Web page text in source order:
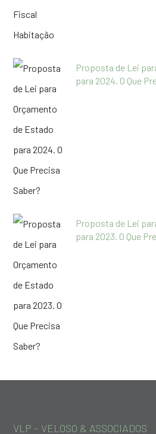
Proposta de Lei
para 2024. O Que
Proposta de Lei
para 2023. O Que
VLP – VELOSO & ASSOCIADOS